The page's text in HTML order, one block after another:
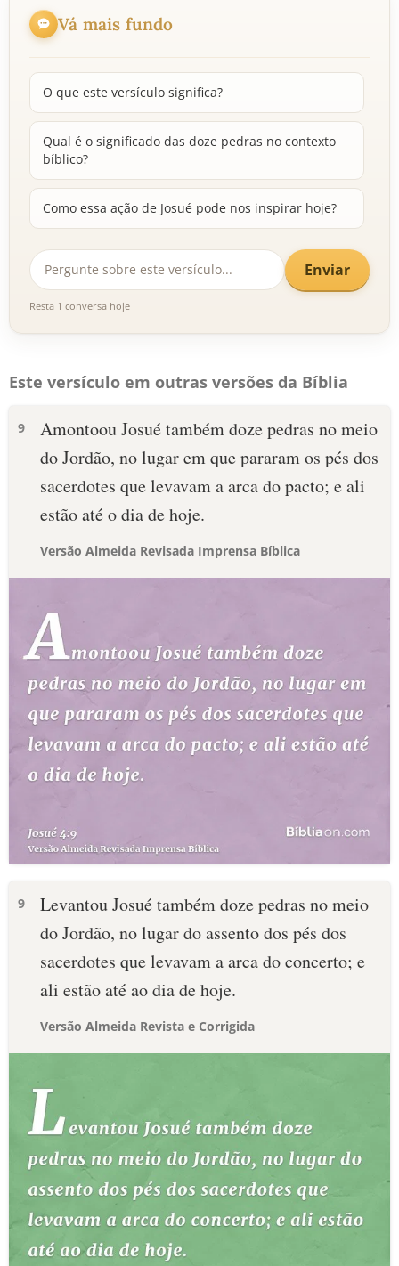
Vá mais fundo
O que este versículo significa?
Qual é o significado das doze pedras no contexto
bíblico?
Como essa ação de Josué pode nos inspirar hoje?
Enviar
Resta 1 conversa hoje
Este versículo em outras versões da Bíblia
9
Amontoou Josué também doze pedras no meio
do Jordão, no lugar em que pararam os pés dos
sacerdotes que levavam a arca do pacto; e ali
estão até o dia de hoje.
Versão Almeida Revisada Imprensa Bíblica
9
Levantou Josué também doze pedras no meio
do Jordão, no lugar do assento dos pés dos
sacerdotes que levavam a arca do concerto; e
ali estão até ao dia de hoje.
Versão Almeida Revista e Corrigida